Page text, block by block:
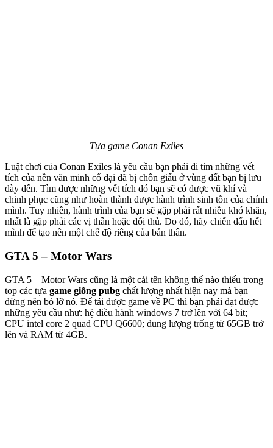
Tựa game Conan Exiles
Luật chơi của Conan Exiles là yêu cầu bạn phải đi tìm những vết
tích của nền văn minh cổ đại đã bị chôn giấu ở vùng đất bạn bị lưu
đày đến. Tìm được những vết tích đó bạn sẽ có được vũ khí và
chinh phục cũng như hoàn thành được hành trình sinh tồn của chính
mình. Tuy nhiên, hành trình của bạn sẽ gặp phải rất nhiều khó khăn,
nhất là gặp phải các vị thần hoặc đối thủ. Do đó, hãy chiến đấu hết
mình để tạo nên một chế độ riêng của bản thân.
GTA 5 – Motor Wars
GTA 5 – Motor Wars cũng là một cái tên không thể nào thiếu trong
top các tựa game giống pubg chất lượng nhất hiện nay mà bạn
đừng nên bỏ lỡ nó. Để tải được game về PC thì bạn phải đạt được
những yêu cầu như: hệ điều hành windows 7 trở lên với 64 bit;
CPU intel core 2 quad CPU Q6600; dung lượng trống từ 65GB trở
lên và RAM từ 4GB.